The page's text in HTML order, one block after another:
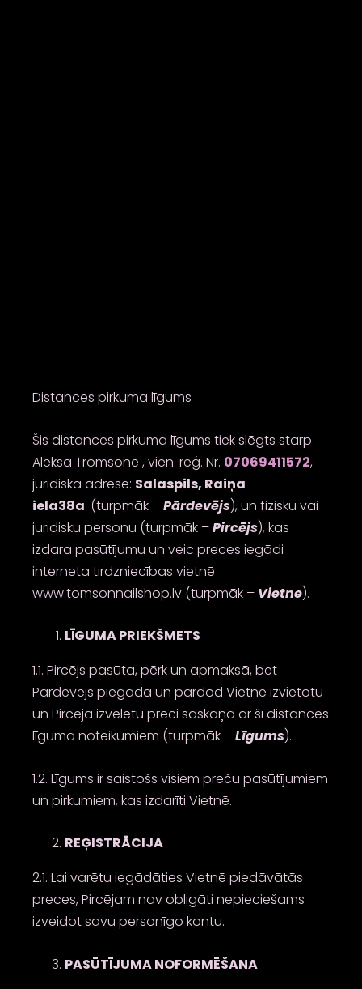
Distances pirkuma līgums
Šis distances pirkuma līgums tiek slēgts starp
Aleksa Tromsone , vien. reģ. Nr. 07069411572,
juridiskā adrese: Salaspils, Raiņa
iela38a (turpmāk –Pārdevējs), un fizisku vai
juridisku personu (turpmāk –Pircējs), kas
izdara pasūtījumu un veic preces iegādi
interneta tirdzniecības vietnē
www.tomsonnailshop.lv (turpmāk – Vietne).
LĪGUMA PRIEKŠMETS
1.1. Pircējs pasūta, pērk un apmaksā, bet
Pārdevējs piegādā un pārdod Vietnē izvietotu
un Pircēja izvēlētu preci saskaņā ar šī distances
līguma noteikumiem (turpmāk –Līgums).
1.2. Līgums ir saistošs visiem preču pasūtījumiem
un pirkumiem, kas izdarīti Vietnē.
REĢISTRĀCIJA
2.1. Lai varētu iegādāties Vietnē piedāvātās
preces, Pircējam nav obligāti nepieciešams
izveidot savu personīgo kontu.
PASŪTĪJUMA NOFORMĒŠANA